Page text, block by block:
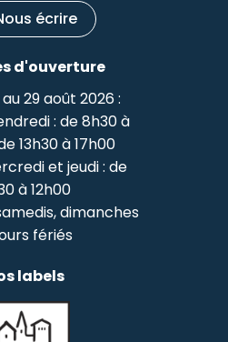
écrire
d'ouverture
29 août 2026 :
: de 8h30 à
13h30 à 17h00
et jeudi : de
à 12h00
dimanches
fériés
labels